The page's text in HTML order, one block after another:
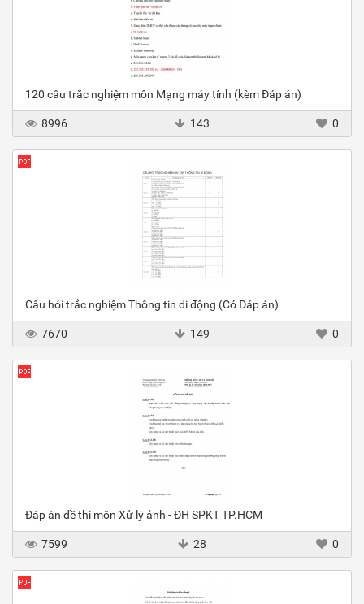
120 câu trắc nghiệm môn Mạng máy tính (kèm Đáp án)
8996 143 0
Câu hỏi trắc nghiệm Thông tin di động (Có Đáp án)
7670 149 0
Đáp án đề thi môn Xử lý ảnh - ĐH SPKT TP.HCM
7599 28 0